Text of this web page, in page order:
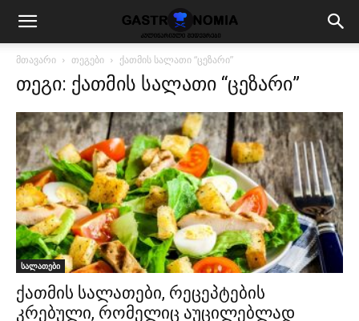
მთავარი თეგები ქათმის სალათი “ცეზარი”
თეგი: ქათმის სალათი “ცეზარი”
სალათები
ქათმის სალათები, რეცეპტების
კრებული, რომელიც აუცილებლად